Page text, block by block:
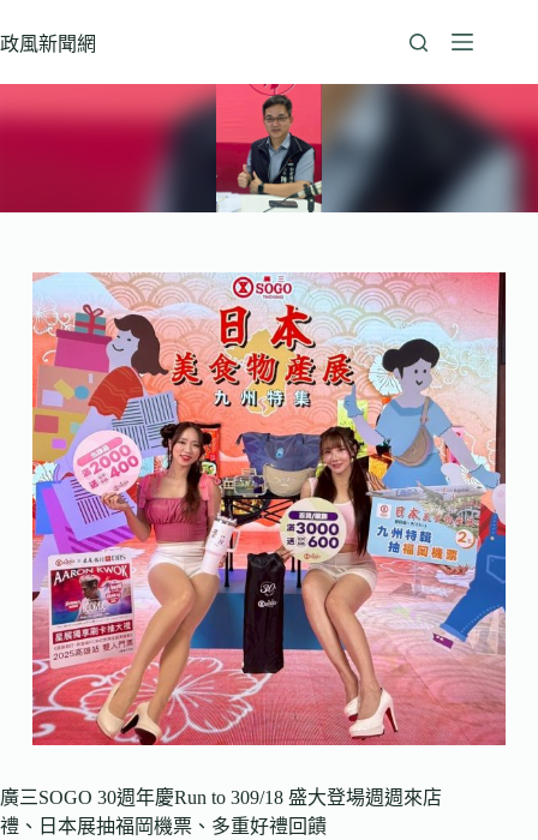
至
政風新聞網
廣三SOGO 30週年慶Run to 309/18 盛大登場週週來店
禮、日本展抽福岡機票、多重好禮回饋